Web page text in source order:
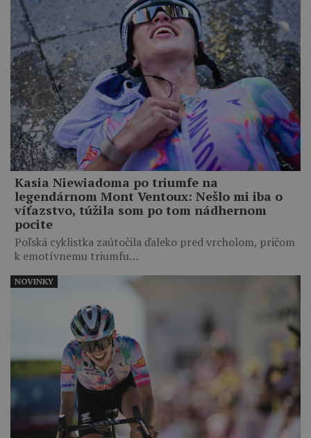
Kasia Niewiadoma po triumfe na
legendárnom Mont Ventoux: Nešlo mi iba o
víťazstvo, túžila som po tom nádhernom
pocite
Poľská cyklistka zaútočila ďaleko pred vrcholom, pričom
k emotívnemu triumfu…
NOVINKY